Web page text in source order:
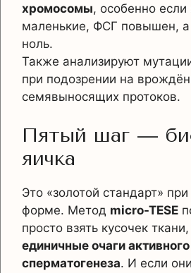
хромосомы, особенно если
маленькие, ФСГ повышен,
ноль.
Также анализируют
при подозрении на
семявыносящих протоков.
Пятый шаг —
яичка
Это «золотой стандарт»
форме. Метод micro-TESE
просто взять кусочек
единичные очаги активного
сперматогенеза. И если